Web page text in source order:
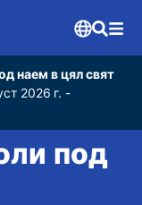
наем в цял свят
2026 г. -
под